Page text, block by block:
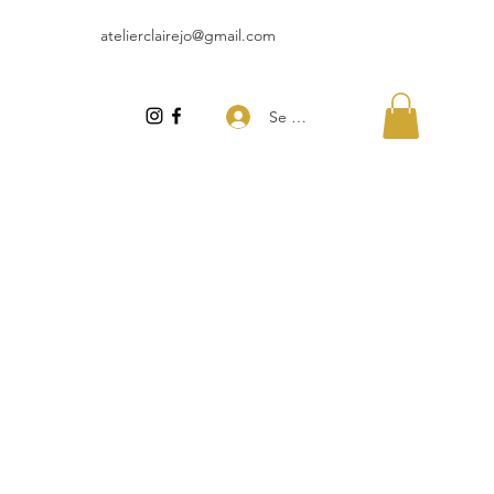
atelierclairejo@gmail.com
Se connecter